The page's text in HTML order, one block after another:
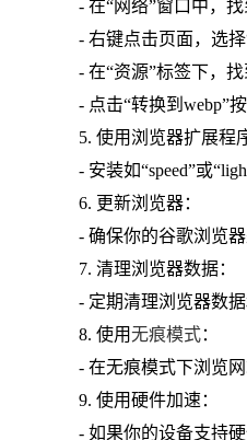
- 在“网络”窗口中，
- 右键点击页面，选
- 在“资源”标签下，
- 点击“转换到webp”
5. 使用浏览器扩展程
- 安装如“speed”或
6. 更新浏览器：
- 确保你的谷歌浏览
7. 清理浏览器数据：
- 定期清理浏览器数据
8. 使用无痕模式：
- 在无痕模式下浏览
9. 使用硬件加速：
- 如果你的设备支持